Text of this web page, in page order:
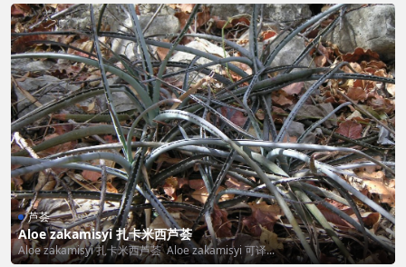
芦荟
Aloe zakamisyi 扎卡米西芦荟
Aloe zakamisyi 扎卡米西芦荟 Aloe zakamisyi 可译...